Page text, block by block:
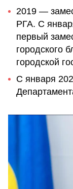
2019 —
РГА. С
первый
городского
городской
С января